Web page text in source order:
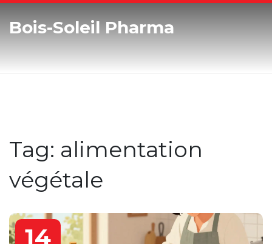
Bois-Soleil Pharma
Tag: alimentation
végétale
14